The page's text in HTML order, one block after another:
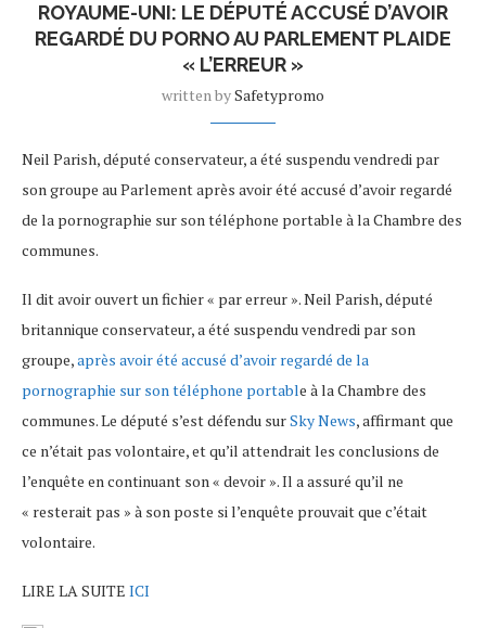
ROYAUME-UNI: LE DÉPUTÉ ACCUSÉ D’AVOIR
REGARDÉ DU PORNO AU PARLEMENT PLAIDE
« L’ERREUR »
written bySafetypromo
Neil Parish, député conservateur, a été suspendu vendredi par
son groupe au Parlement après avoir été accusé d’avoir regardé
de la pornographie sur son téléphone portable à la Chambre des
communes.
Il dit avoir ouvert un fichier « par erreur ». Neil Parish, député
britannique conservateur, a été suspendu vendredi par son
groupe,après avoir été accusé d’avoir regardé de la
pornographie sur son téléphone portable à la Chambre des
communes. Le député s’est défendu surSky News, affirmant que
ce n’était pas volontaire, et qu’il attendrait les conclusions de
l’enquête en continuant son « devoir ». Il a assuré qu’il ne
« resterait pas » à son poste si l’enquête prouvait que c’était
volontaire.
LIRE LA SUITE ICI